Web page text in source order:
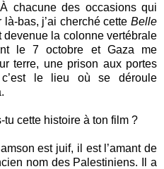
chacune des occasions qui
bas, j’ai cherché cette Belle
devenue la colonne vertébrale
le 7 octobre et Gaza me
terre, une prison aux portes
c’est le lieu où se déroule
tu cette histoire à ton film ?
est juif, il est l’amant de
nom des Palestiniens. Il a